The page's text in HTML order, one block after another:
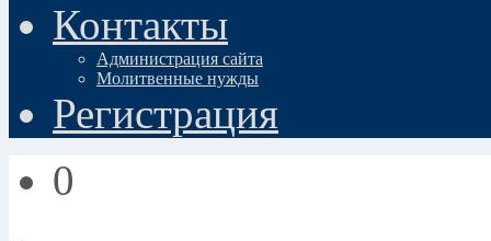
Контакты
Администрация сайта
Молитвенные нужды
Регистрация
0